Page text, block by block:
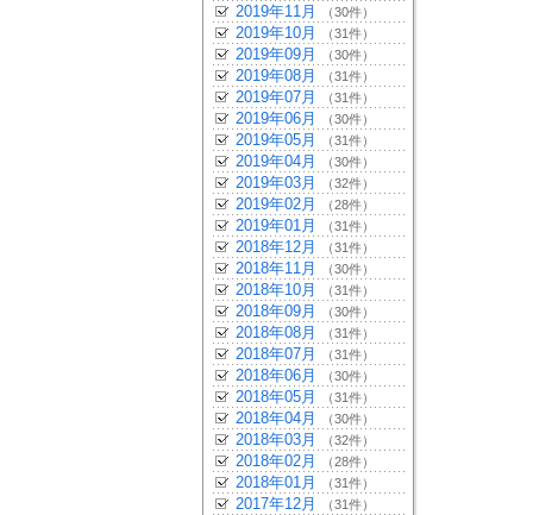
2019年11月 （30件）
2019年10月 （31件）
2019年09月 （30件）
2019年08月 （31件）
2019年07月 （31件）
2019年06月 （30件）
2019年05月 （31件）
2019年04月 （30件）
2019年03月 （32件）
2019年02月 （28件）
2019年01月 （31件）
2018年12月 （31件）
2018年11月 （30件）
2018年10月 （31件）
2018年09月 （30件）
2018年08月 （31件）
2018年07月 （31件）
2018年06月 （30件）
2018年05月 （31件）
2018年04月 （30件）
2018年03月 （32件）
2018年02月 （28件）
2018年01月 （31件）
2017年12月 （31件）